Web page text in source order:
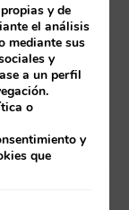
y de
el análisis
mediante sus
y
a un perfil
o
y
que